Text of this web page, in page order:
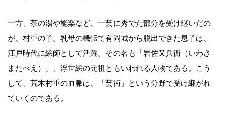
一方、茶の湯や能楽など、一芸に秀でた部分を受け継いだの
が、村重の子。乳母の機転で有岡城から脱出できた息子は、
江戸時代に絵師として活躍。その名も「岩佐又兵衛（いわさ
またべえ）」、浮世絵の元祖ともいわれる人物である。こう
して、荒木村重の血脈は、「芸術」という分野で受け継がれ
ていくのである。